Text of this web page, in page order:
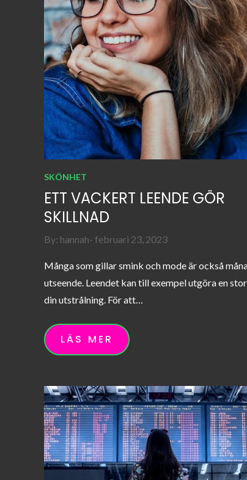
SKÖNHET
ETT VACKERT LEENDE GÖR
SKILLNAD
By: hannah Posted
februari 23, 2023
Många som gillar smink och mode är också
utseende. Leendet kan till exempel utgöra en
din utstrålning. För att…
LÄS MER